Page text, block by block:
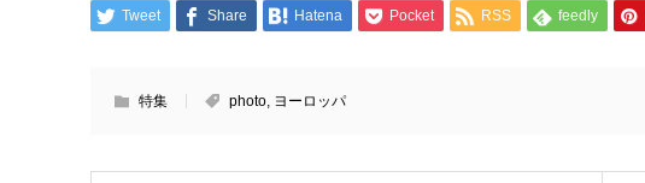
Tweet Share Hatena Pocket RSS feedly
特集 photo, ヨーロッパ